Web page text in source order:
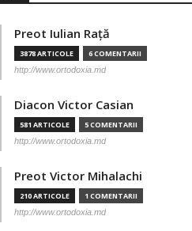
Preot Iulian Raţă
3878 ARTICOLE 6 COMENTARII
http://www.ortodoxia.md
Diacon Victor Casian
581 ARTICOLE 5 COMENTARII
http://www.ortodoxia.md
Preot Victor Mihalachi
210 ARTICOLE 1 COMENTARII
http://www.ortodoxia.md